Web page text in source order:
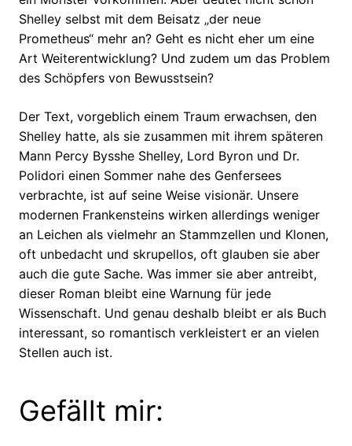
Shelley selbst mit dem Beisatz „der neue
Prometheus“ mehr an? Geht es nicht eher um eine
Art Weiterentwicklung? Und zudem um das Problem
des Schöpfers von Bewusstsein?
Der Text, vorgeblich einem Traum erwachsen, den
Shelley hatte, als sie zusammen mit ihrem späteren
Mann Percy Bysshe Shelley, Lord Byron und Dr.
Polidori einen Sommer nahe des Genfersees
verbrachte, ist auf seine Weise visionär. Unsere
modernen Frankensteins wirken allerdings weniger
an Leichen als vielmehr an Stammzellen und Klonen,
oft unbedacht und skrupellos, oft glauben sie aber
auch die gute Sache. Was immer sie aber antreibt,
dieser Roman bleibt eine Warnung für jede
Wissenschaft. Und genau deshalb bleibt er als Buch
interessant, so romantisch verkleistert er an vielen
Stellen auch ist.
Gefällt mir: